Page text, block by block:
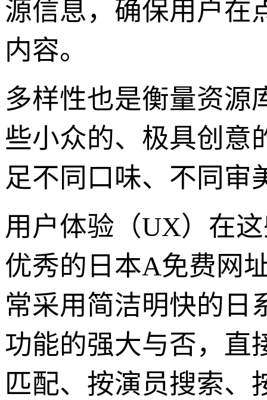
源信息，确保用户在
内容。
多样性也是衡量资源
些小众的、极具创意
足不同口味、不同审
用户体验（UX）在
优秀的日本A免费网
常采用简洁明快的日
功能的强大与否，直
匹配、按演员搜索、